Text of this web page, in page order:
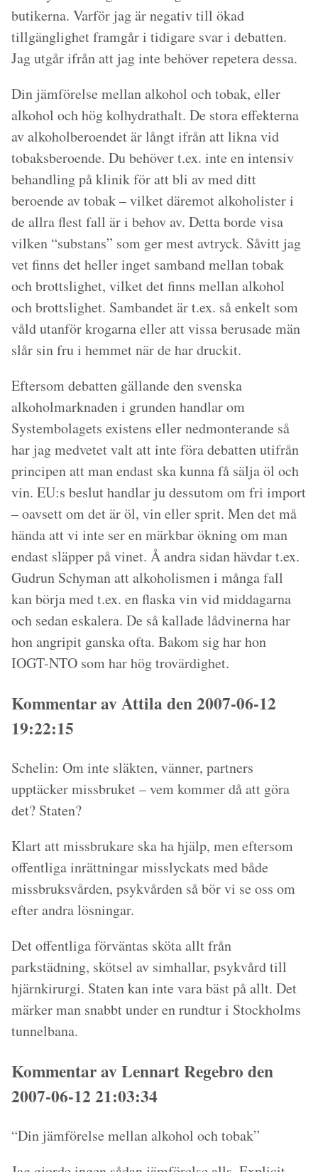
butikerna. Varför jag är negativ till ökad
tillgänglighet framgår i tidigare svar i debatten.
Jag utgår ifrån att jag inte behöver repetera dessa.
Din jämförelse mellan alkohol och tobak, eller
alkohol och hög kolhydrathalt. De stora effekterna
av alkoholberoendet är långt ifrån att likna vid
tobaksberoende. Du behöver t.ex. inte en intensiv
behandling på klinik för att bli av med ditt
beroende av tobak – vilket däremot alkoholister i
de allra flest fall är i behov av. Detta borde visa
vilken “substans” som ger mest avtryck. Såvitt jag
vet finns det heller inget samband mellan tobak
och brottslighet, vilket det finns mellan alkohol
och brottslighet. Sambandet är t.ex. så enkelt som
våld utanför krogarna eller att vissa berusade män
slår sin fru i hemmet när de har druckit.
Eftersom debatten gällande den svenska
alkoholmarknaden i grunden handlar om
Systembolagets existens eller nedmonterande så
har jag medvetet valt att inte föra debatten utifrån
principen att man endast ska kunna få sälja öl och
vin. EU:s beslut handlar ju dessutom om fri import
– oavsett om det är öl, vin eller sprit. Men det må
hända att vi inte ser en märkbar ökning om man
endast släpper på vinet. Å andra sidan hävdar t.ex.
Gudrun Schyman att alkoholismen i många fall
kan börja med t.ex. en flaska vin vid middagarna
och sedan eskalera. De så kallade lådvinerna har
hon angripit ganska ofta. Bakom sig har hon
IOGT-NTO som har hög trovärdighet.
Kommentar av Attila den 2007-06-12
19:22:15
Schelin: Om inte släkten, vänner, partners
upptäcker missbruket – vem kommer då att göra
det? Staten?
Klart att missbrukare ska ha hjälp, men eftersom
offentliga inrättningar misslyckats med både
missbruksvården, psykvården så bör vi se oss om
efter andra lösningar.
Det offentliga förväntas sköta allt från
parkstädning, skötsel av simhallar, psykvård till
hjärnkirurgi. Staten kan inte vara bäst på allt. Det
märker man snabbt under en rundtur i Stockholms
tunnelbana.
Kommentar av Lennart Regebro den
2007-06-12 21:03:34
“Din jämförelse mellan alkohol och tobak”